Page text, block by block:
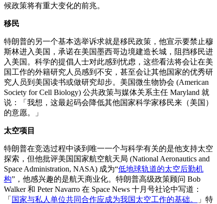
候政策将有重大变化的前兆。
移民
特朗普的另一个基本选举诉求就是移民政策，他宣示要禁止穆
斯林进入美国，承诺在美国墨西哥边境建造长城，阻挡移民进
入美国。科学的提倡人士对此感到忧虑，这些看法将会让在美
国工作的外籍研究人员感到不安，甚至会让其他国家的优秀研
究人员到美国读书或做研究却步。美国微生物协会 (American
Society for Cell Biology) 公共政策与媒体关系主任 Maryland 就
说：「我想，这最起码会降低其他国家科学家移民来（美国）
的意愿。」
太空项目
特朗普在竞选过程中谈到唯一一个与科学有关的是他支持太空
探索，但他批评美国国家航空航天局 (National Aeronautics and
Space Administration, NASA) 成为“低地球轨道的太空后勤机
构”，他感兴趣的是航天商业化。特朗普高级政策顾问 Bob
Walker 和 Peter Navarro 在 Space News 十月号社论中写道：
「 国家与私人单位共同合作应成为我国太空工作的基础。
」特